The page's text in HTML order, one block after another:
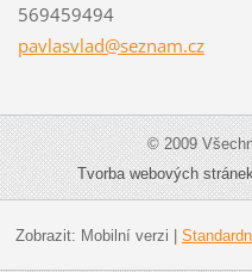
569459494
pavlasvlad@seznam.cz
© 2009
Tvorba webových
Zobrazit: Mobilní verzi